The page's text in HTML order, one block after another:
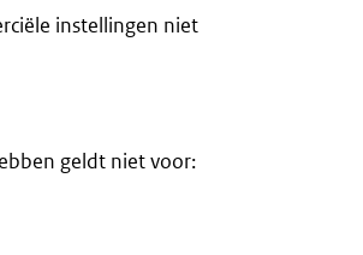
instellingen niet
geldt niet voor: